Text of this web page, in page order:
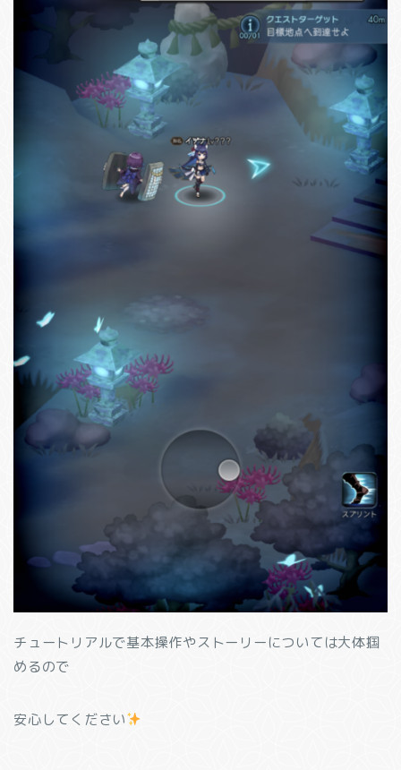
チュートリアルで基本操作やストーリーについては大体掴
めるので
安心してください